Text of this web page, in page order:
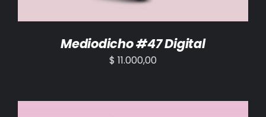
Mediodicho #47 Digital
$ 11.000,00